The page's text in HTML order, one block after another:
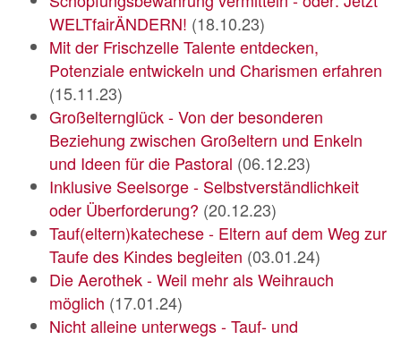
WELTfairÄNDERN! (18.10.23)
Mit der Frischzelle Talente entdecken,
Potenziale entwickeln und Charismen erfahren
(15.11.23)
Großelternglück - Von der besonderen
Beziehung zwischen Großeltern und Enkeln
und Ideen für die Pastoral (06.12.23)
Inklusive Seelsorge - Selbstverständlichkeit
oder Überforderung? (20.12.23)
Tauf(eltern)katechese - Eltern auf dem Weg zur
Taufe des Kindes begleiten (03.01.24)
Die Aerothek - Weil mehr als Weihrauch
möglich (17.01.24)
Nicht alleine unterwegs - Tauf- und